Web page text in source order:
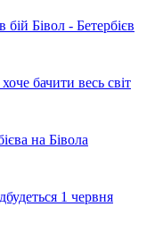
Бівол - Бетербієв
бачити весь світ
на Бівола
1 червня